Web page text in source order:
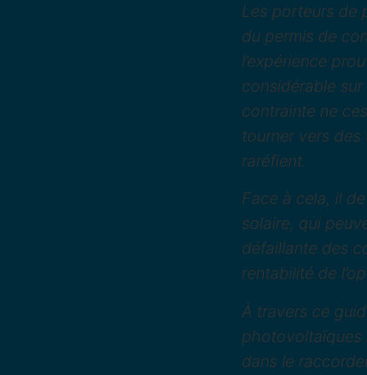
Les porteurs de
du permis de
l’expérience
considérable
contrainte ne
tourner vers
raréfient.
Face à cela, il
solaire, qui
défaillante des
rentabilité de
À travers ce
photovoltaïques
dans le